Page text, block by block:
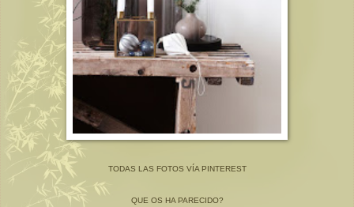
TODAS LAS FOTOS VÍA PINTEREST
QUE OS HA PARECIDO?